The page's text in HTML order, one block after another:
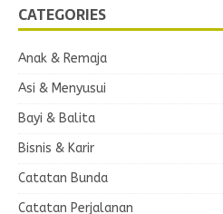
CATEGORIES
Anak & Remaja
Asi & Menyusui
Bayi & Balita
Bisnis & Karir
Catatan Bunda
Catatan Perjalanan